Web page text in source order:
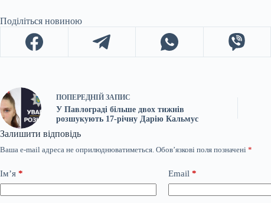
Поділіться новиною
ПОПЕРЕДНІЙ ЗАПИС
У Павлограді більше двох тижнів
розшукують 17-річну Дарію Кальмус
Залишити відповідь
Ваша e-mail адреса не оприлюднюватиметься. Обов’язкові поля позначені *
Ім’я * Email *